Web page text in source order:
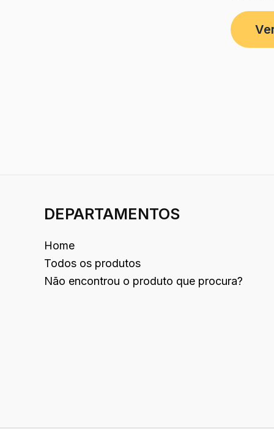
DEPARTAMENTOS
Home
Todos os produtos
Não encontrou o produto que procura?